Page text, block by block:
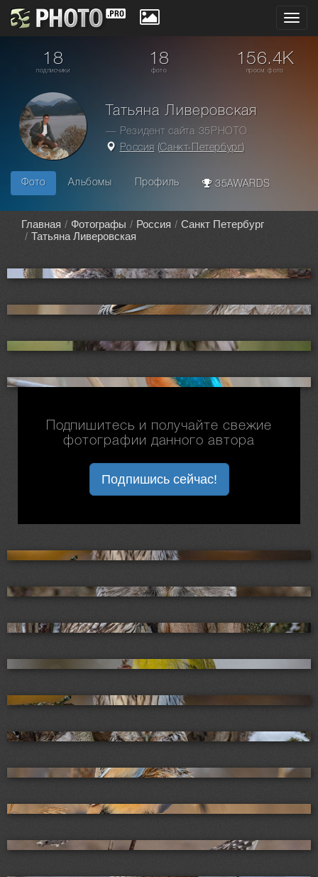
18
подписчики
18
фото
156.4K
просм. фото
Татьяна Ливеровская
— Резидент сайта 35PHOTO
Россия (Санкт-Петербург)
Фото Альбомы Профиль 35AWARDS
Главная Фотографы Россия
Санкт Петербург
Татьяна Ливеровская
Подпишитесь и получайте свежие
фотографии данного автора
Подпишись сейчас!